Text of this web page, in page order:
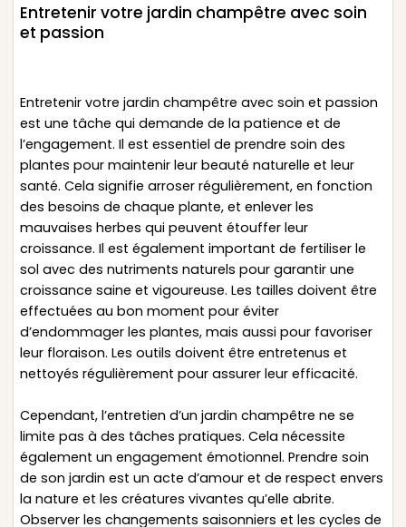
Entretenir votre jardin champêtre avec soin
et passion
Entretenir votre jardin champêtre avec soin et passion
est une tâche qui demande de la patience et de
l’engagement. Il est essentiel de prendre soin des
plantes pour maintenir leur beauté naturelle et leur
santé. Cela signifie arroser régulièrement, en fonction
des besoins de chaque plante, et enlever les
mauvaises herbes qui peuvent étouffer leur
croissance. Il est également important de fertiliser le
sol avec des nutriments naturels pour garantir une
croissance saine et vigoureuse. Les tailles doivent être
effectuées au bon moment pour éviter
d’endommager les plantes, mais aussi pour favoriser
leur floraison. Les outils doivent être entretenus et
nettoyés régulièrement pour assurer leur efficacité.
Cependant, l’entretien d’un jardin champêtre ne se
limite pas à des tâches pratiques. Cela nécessite
également un engagement émotionnel. Prendre soin
de son jardin est un acte d’amour et de respect envers
la nature et les créatures vivantes qu’elle abrite.
Observer les changements saisonniers et les cycles de